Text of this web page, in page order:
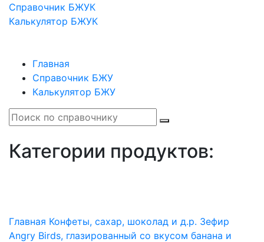
Справочник БЖУК
Калькулятор БЖУК
Главная
Справочник БЖУ
Калькулятор БЖУ
Категории продуктов:
Главная Конфеты, сахар, шоколад и д.р. Зефир
Angry Birds, глазированный со вкусом банана и